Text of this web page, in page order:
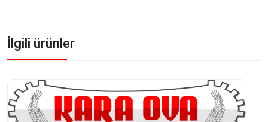
İlgili ürünler